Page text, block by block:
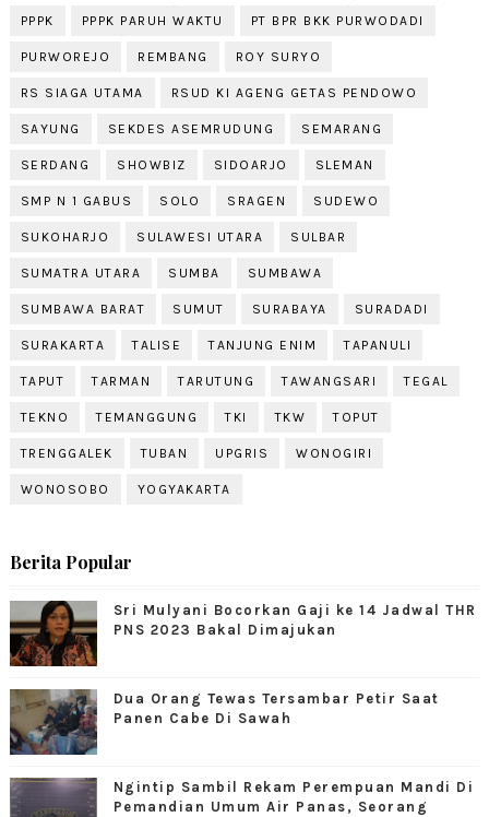
PPPK PPPK PARUH WAKTU PT BPR BKK PURWODADI
PURWOREJO REMBANG ROY SURYO
RS SIAGA UTAMA RSUD KI AGENG GETAS PENDOWO
SAYUNG SEKDES ASEMRUDUNG SEMARANG
SERDANG SHOWBIZ SIDOARJO SLEMAN
SMP N 1 GABUS SOLO SRAGEN SUDEWO
SUKOHARJO SULAWESI UTARA SULBAR
SUMATRA UTARA SUMBA SUMBAWA
SUMBAWA BARAT SUMUT SURABAYA SURADADI
SURAKARTA TALISE TANJUNG ENIM TAPANULI
TAPUT TARMAN TARUTUNG TAWANGSARI TEGAL
TEKNO TEMANGGUNG TKI TKW TOPUT
TRENGGALEK TUBAN UPGRIS WONOGIRI
WONOSOBO YOGYAKARTA
Berita Popular
Sri Mulyani Bocorkan Gaji ke 14 Jadwal THR
PNS 2023 Bakal Dimajukan
Dua Orang Tewas Tersambar Petir Saat
Panen Cabe Di Sawah
Ngintip Sambil Rekam Perempuan Mandi Di
Pemandian Umum Air Panas, Seorang